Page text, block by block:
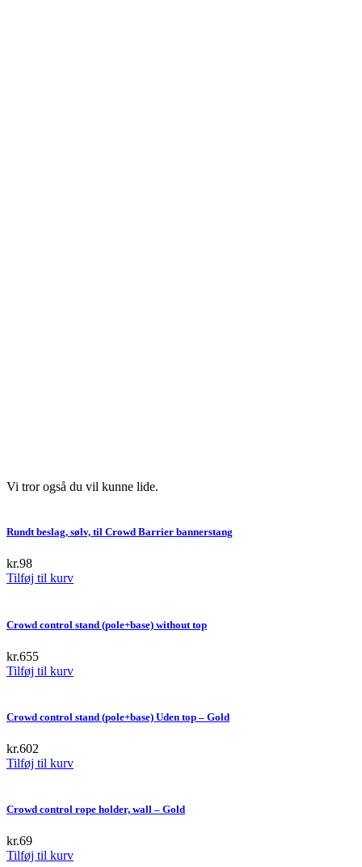
Vi tror også du vil kunne lide.
Rundt beslag, sølv, til Crowd Barrier bannerstang
kr.98
Tilføj til kurv
Crowd control stand (pole+base) without top
kr.655
Tilføj til kurv
Crowd control stand (pole+base) Uden top – Gold
kr.602
Tilføj til kurv
Crowd control rope holder, wall – Gold
kr.69
Tilføj til kurv